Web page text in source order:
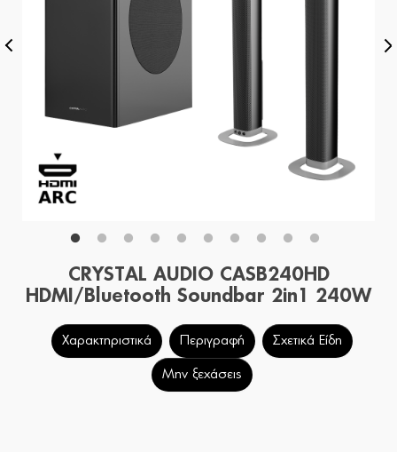
CRYSTAL AUDIO CASB240HD
HDMI/Bluetooth Soundbar 2in1 240W
Χαρακτηριστικά Περιγραφή Σχετικά Είδη
Μην ξεχάσεις